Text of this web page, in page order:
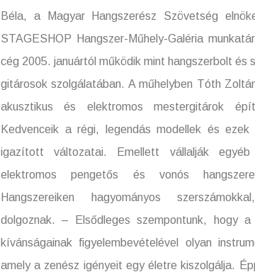
Béla, a Magyar Hangszerész Szövetség
STAGESHOP Hangszer-Műhely-Galéria
cég 2005. januártól működik mint hangszerbolt és
gitárosok szolgálatában. A műhelyben Tóth
akusztikus és elektromos mestergitárok
Kedvenceik a régi, legendás modellek és ezek
igazított változatai. Emellett vállalják egyéb
elektromos pengetős és vonós
Hangszereiken hagyományos
dolgoznak. – Elsődleges szempontunk, hogy a
kívánságainak figyelembevételével olyan
amely a zenész igényeit egy életre kiszolgálja.